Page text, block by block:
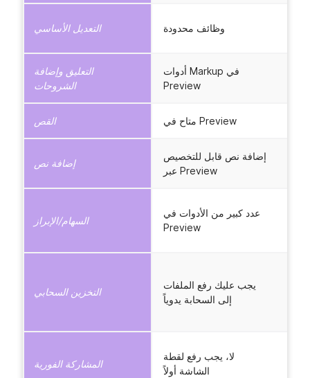
التعديل الأساسي وظائف محدودة
التعليق وإضافة
الشروحات
أدوات Markup في
Preview
القص متاح في Preview
إضافة نص
إضافة نص قابل للتخصيص
عبر Preview
السهام/الإبراز
عدد كبير من الأدوات في
Preview
التخزين السحابي
يجب عليك رفع الملفات
إلى السحابة يدوياً
المشاركة الفورية
لا، يجب رفع لقطة
الشاشة أولاً